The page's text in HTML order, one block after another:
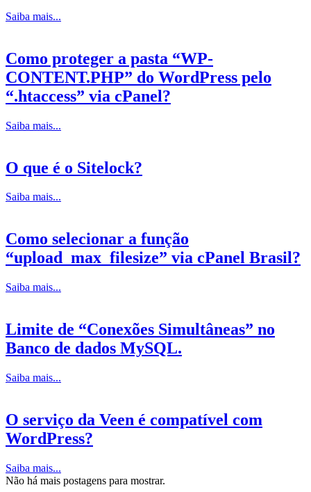
Saiba mais...
Como proteger a pasta “WP-
CONTENT.PHP” do WordPress pelo
“.htaccess” via cPanel?
Saiba mais...
O que é o Sitelock?
Saiba mais...
Como selecionar a função
“upload_max_filesize” via cPanel Brasil?
Saiba mais...
Limite de “Conexões Simultâneas” no
Banco de dados MySQL.
Saiba mais...
O serviço da Veen é compatível com
WordPress?
Saiba mais...
Não há mais postagens para mostrar.